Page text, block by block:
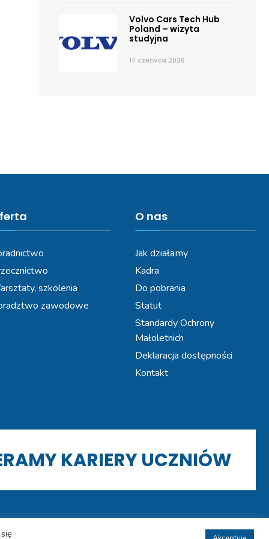
Volvo Cars Tech Hub
Poland – wizyta
studyjna
17 czerwca 2026
szkolenia
zawodowe
O nas
Jak działamy
Kadra
Do pobrania
Statut
Standardy Ochrony
Małoletnich
Deklaracja dostępności
Kontakt
KARIERY UCZNIÓW
Wszystkie prawa zastrzeżone